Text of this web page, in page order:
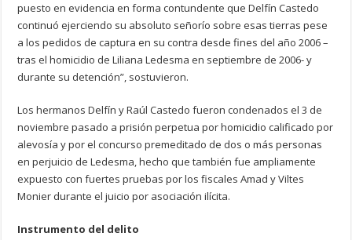
puesto en evidencia en forma contundente que Delfín Castedo
continuó ejerciendo su absoluto señorío sobre esas tierras pese
a los pedidos de captura en su contra desde fines del año 2006 –
tras el homicidio de Liliana Ledesma en septiembre de 2006- y
durante su detención”, sostuvieron.
Los hermanos Delfín y Raúl Castedo fueron condenados el 3 de
noviembre pasado a prisión perpetua por homicidio calificado por
alevosía y por el concurso premeditado de dos o más personas
en perjuicio de Ledesma, hecho que también fue ampliamente
expuesto con fuertes pruebas por los fiscales Amad y Viltes
Monier durante el juicio por asociación ilícita.
Instrumento del delito